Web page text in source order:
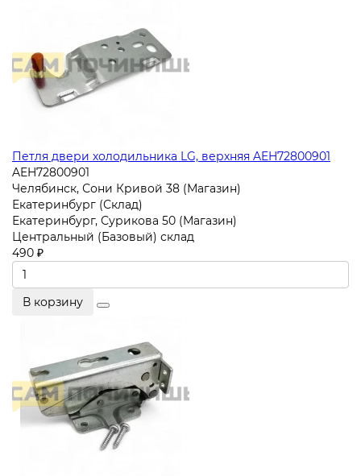
Петля двери холодильника LG, верхняя AEH72800901
AEH72800901
Челябинск, Сони Кривой 38 (Магазин)
Екатеринбург (Склад)
Екатеринбург, Сурикова 50 (Магазин)
Центральный (Базовый) склад
490 ₽
В корзину